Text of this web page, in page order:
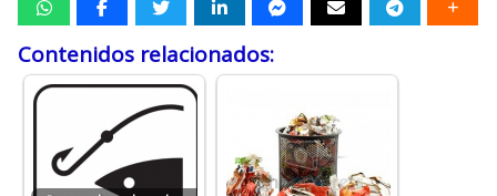
Contenidos relacionados: